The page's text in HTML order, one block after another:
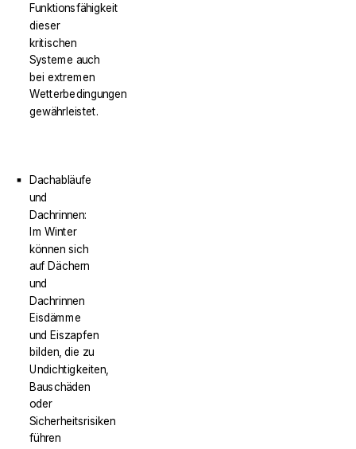
Funktionsfähigkeit
dieser
kritischen
Systeme auch
bei extremen
Wetterbedingungen
gewährleistet.
Dachabläufe
und
Dachrinnen:
Im Winter
können sich
auf Dächern
und
Dachrinnen
Eisdämme
und Eiszapfen
bilden, die zu
Undichtigkeiten,
Bauschäden
oder
Sicherheitsrisiken
führen